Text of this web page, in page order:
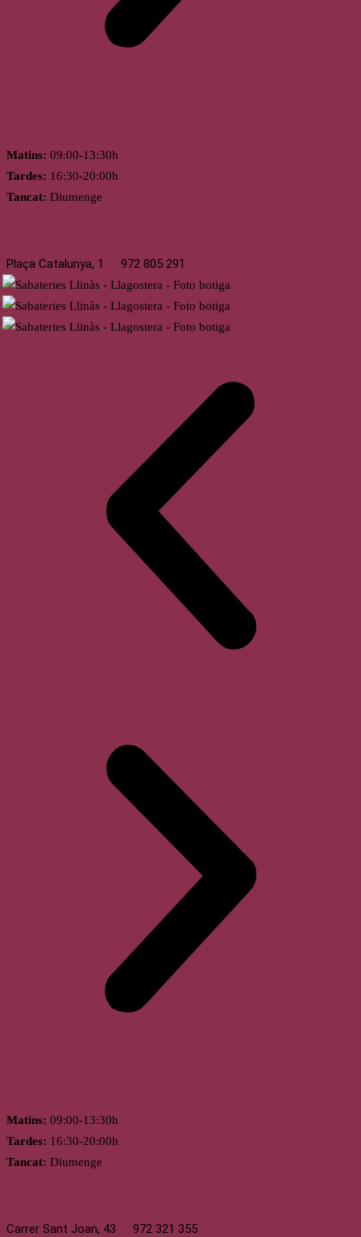
Matins: 09:00-13:30h
Tardes: 16:30-20:00h
Tancat: Diumenge
Plaça Catalunya, 1 972 805 291
Matins: 09:00-13:30h
Tardes: 16:30-20:00h
Tancat: Diumenge
Carrer Sant Joan, 43 972 321 355